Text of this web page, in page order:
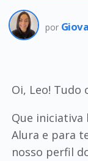
por
Oi, Leo! Tudo
Que iniciativa
Alura e para
nosso perfil